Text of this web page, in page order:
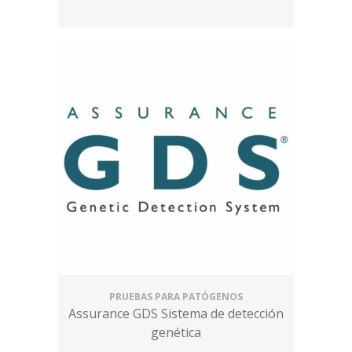
PRUEBAS PARA PATÓGENOS
Assurance GDS Sistema de detección
genética